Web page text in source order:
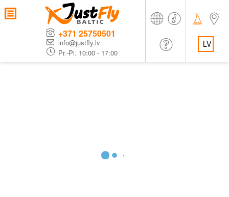
+371 25750501
info@justfly.lv
Pr.-Pi. 10:00 - 17:00
LV